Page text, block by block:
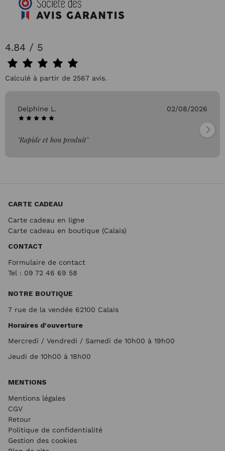
4.84 / 5
Calculé à partir de 2567 avis.
Delphine L. 02/08/2026
"Rapide et bon produit"
CARTE CADEAU
Carte cadeau en ligne
Carte cadeau en boutique (Calais)
CONTACT
Formulaire de contact
Tel : 09 72 46 69 58
NOTRE BOUTIQUE
7 rue de la vendée 62100 Calais
Horaires d'ouverture
Mercredi / Vendredi / Samedi de 10h00 à 19h00
Jeudi de 10h00 à 18h00
MENTIONS
Mentions légales
CGV
Retour
Politique de confidentialité
Gestion des cookies